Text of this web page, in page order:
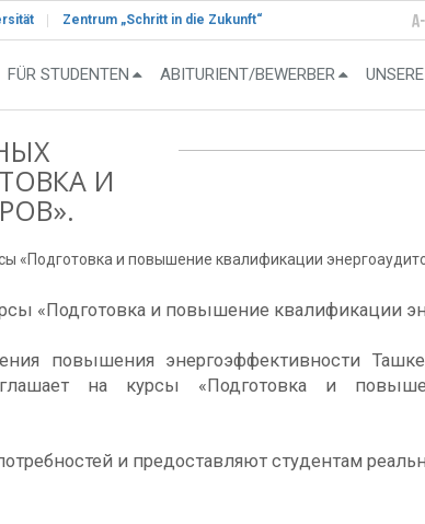
Zentrum „Schritt in die Zukunft“
FÜR STUDENTEN ABITURIENT/BEWERBER
И
«Подготовка и повышение квалификации
«Подготовка и повышение квалификации
повышения энергоэффективности
на курсы «Подготовка и
и предоставляют студентам